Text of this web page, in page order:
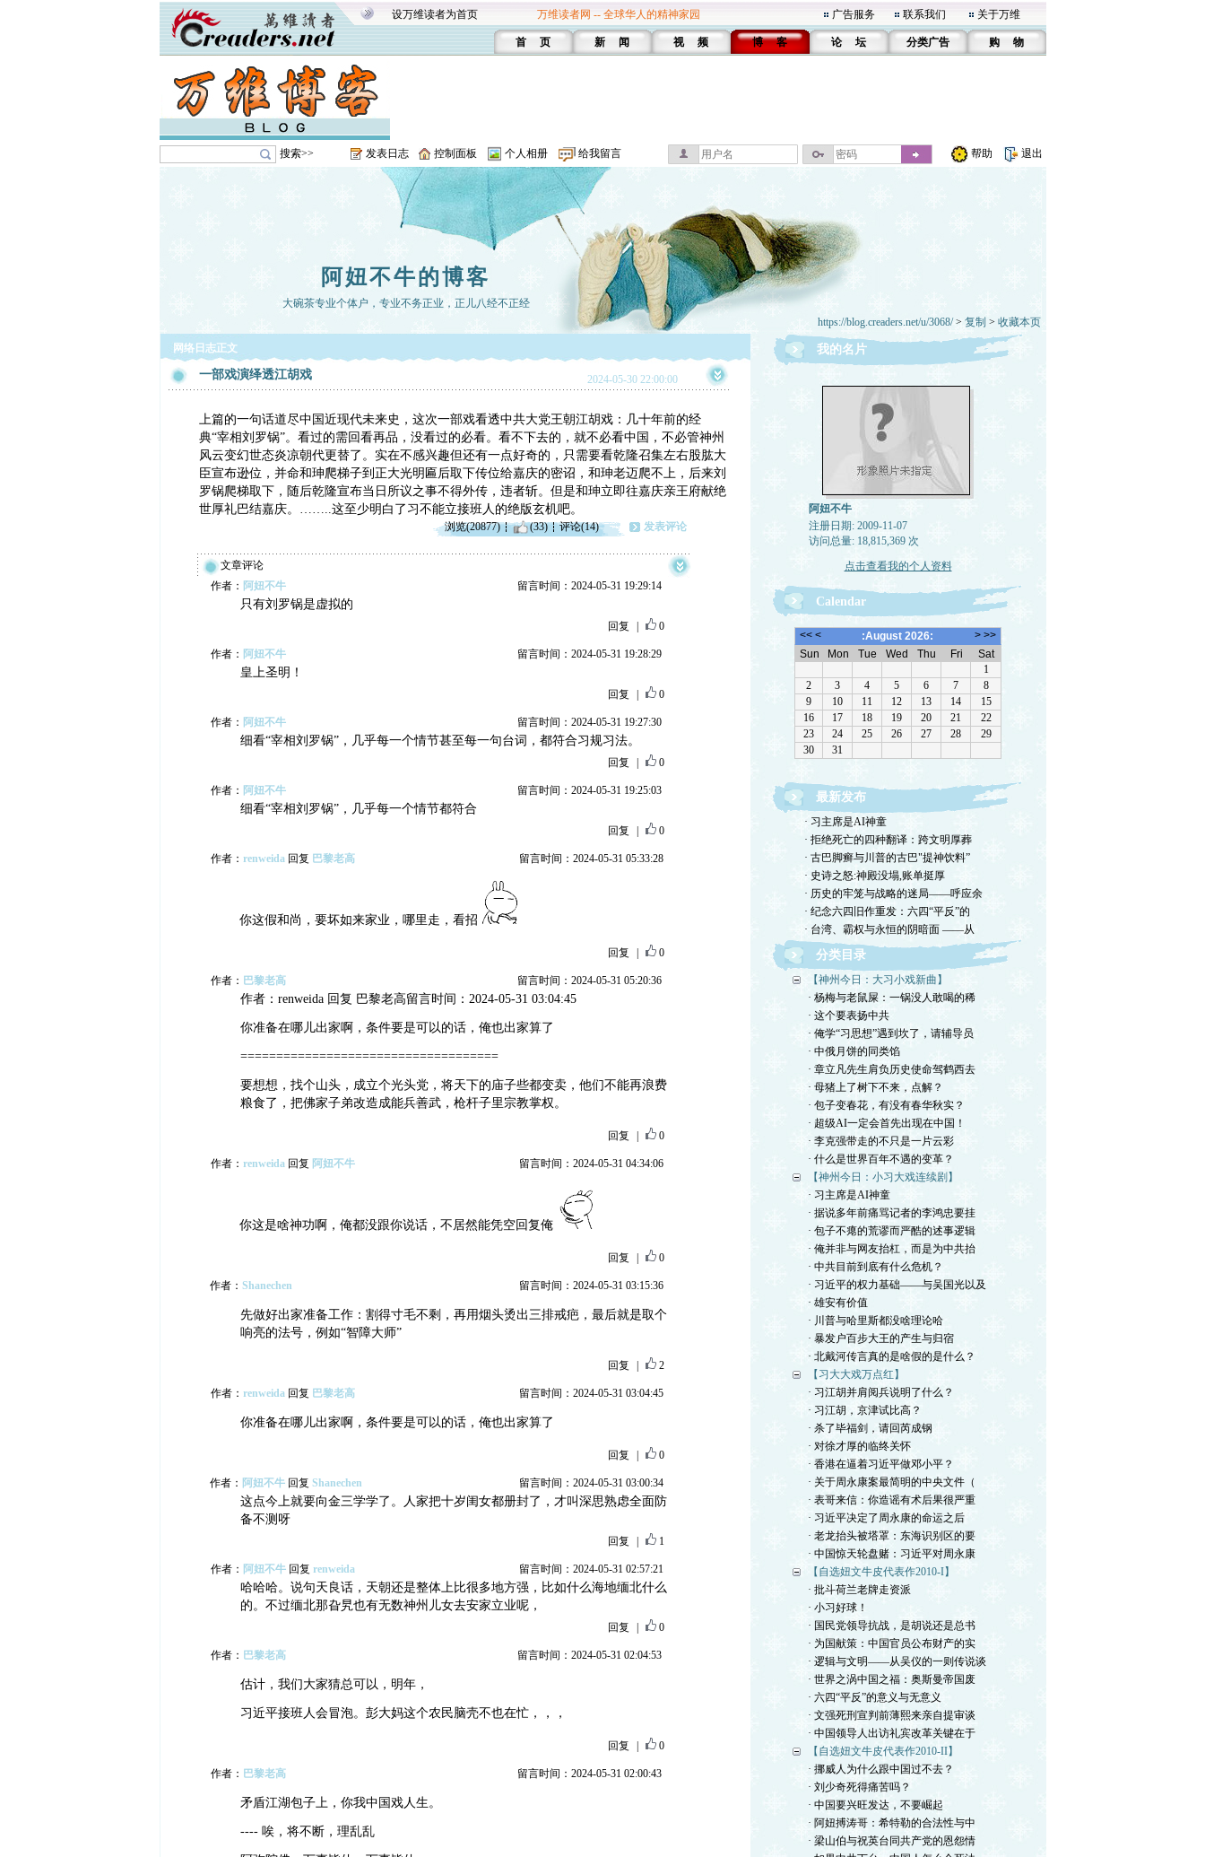
设万维读者为首页 万维读者网 -- 全球华人的精神家园 广告服务 联系我们 关于万维
首 页 新 闻 视 频 博 客 论 坛 分类广告 购 物
搜索>> 发表日志 控制面板 个人相册 给我留言 帮助 退出
阿妞不牛的博客
大碗茶专业个体户，专业不务正业，正儿八经不正经
https://blog.creaders.net/u/3068/> 复制 > 收藏本页
网络日志正文
一部戏演绎透江胡戏 2024-05-30 22:00:00
上篇的一句话道尽中国近现代未来史，这次一部戏看透中共大党王朝江胡戏：几十年前的经
典“宰相刘罗锅”。看过的需回看再品，没看过的必看。看不下去的，就不必看中国，不必管神州
风云变幻世态炎凉朝代更替了。实在不感兴趣但还有一点好奇的，只需要看乾隆召集左右股肱大
臣宣布逊位，并命和珅爬梯子到正大光明匾后取下传位给嘉庆的密诏，和珅老迈爬不上，后来刘
罗锅爬梯取下，随后乾隆宣布当日所议之事不得外传，违者斩。但是和珅立即往嘉庆亲王府献绝
世厚礼巴结嘉庆。……..这至少明白了习不能立接班人的绝版玄机吧。
浏览(20877) (33) 评论(14) 发表评论
文章评论
作者： 阿妞不牛 留言时间：2024-05-31 19:29:14
只有刘罗锅是虚拟的
回复 0
作者： 阿妞不牛 留言时间：2024-05-31 19:28:29
皇上圣明！
回复 0
作者： 阿妞不牛 留言时间：2024-05-31 19:27:30
细看“宰相刘罗锅”，几乎每一个情节甚至每一句台词，都符合习规习法。
回复 0
作者： 阿妞不牛 留言时间：2024-05-31 19:25:03
细看“宰相刘罗锅”，几乎每一个情节都符合
回复 0
作者： renweida回复 巴黎老高 留言时间：2024-05-31 05:33:28
你这假和尚，要坏如来家业，哪里走，看招
回复 0
作者： 巴黎老高 留言时间：2024-05-31 05:20:36
作者：renweida 回复 巴黎老高留言时间：2024-05-31 03:04:45
你准备在哪儿出家啊，条件要是可以的话，俺也出家算了
====================================
要想想，找个山头，成立个光头党，将天下的庙子些都变卖，他们不能再浪费
粮食了，把佛家子弟改造成能兵善武，枪杆子里宗教掌权。
回复 0
作者： renweida回复 阿妞不牛 留言时间：2024-05-31 04:34:06
你这是啥神功啊，俺都没跟你说话，不居然能凭空回复俺
回复 0
作者： Shanechen 留言时间：2024-05-31 03:15:36
先做好出家准备工作：割得寸毛不剩，再用烟头烫出三排戒疤，最后就是取个
响亮的法号，例如“智障大师”
回复 2
作者： renweida回复 巴黎老高 留言时间：2024-05-31 03:04:45
你准备在哪儿出家啊，条件要是可以的话，俺也出家算了
回复 0
作者： 阿妞不牛回复 Shanechen 留言时间：2024-05-31 03:00:34
这点今上就要向金三学学了。人家把十岁闺女都册封了，才叫深思熟虑全面防
备不测呀
回复 1
作者： 阿妞不牛回复 renweida 留言时间：2024-05-31 02:57:21
哈哈哈。说句天良话，天朝还是整体上比很多地方强，比如什么海地缅北什么
的。不过缅北那旮旯也有无数神州儿女去安家立业呢，
回复 0
作者： 巴黎老高 留言时间：2024-05-31 02:04:53
估计，我们大家猜总可以，明年，
习近平接班人会冒泡。彭大妈这个农民脑壳不也在忙，，，
回复 0
作者： 巴黎老高 留言时间：2024-05-31 02:00:43
矛盾江湖包子上，你我中国戏人生。
---- 唉，将不断，理乱乱
我的名片
阿妞不牛
注册日期: 2009-11-07
访问总量: 18,815,369 次
点击查看我的个人资料
Calendar
最新发布
· 习主席是AI神童
· 拒绝死亡的四种翻译：跨文明厚葬
· 古巴脚癣与川普的古巴"提神饮料”
· 史诗之怒:神殿没塌,账单挺厚
· 历史的牢笼与战略的迷局——呼应余
· 纪念六四旧作重发：六四“平反”的
· 台湾、霸权与永恒的阴暗面 ——从
分类目录
【神州今日：大习小戏新曲】
· 杨梅与老鼠屎：一锅没人敢喝的稀
· 这个要表扬中共
· 俺学“习思想”遇到坎了，请辅导员
· 中俄月饼的同类馅
· 章立凡先生肩负历史使命驾鹤西去
· 母猪上了树下不来，点解？
· 包子变春花，有没有春华秋实？
· 超级AI一定会首先出现在中国！
· 李克强带走的不只是一片云彩
· 什么是世界百年不遇的变革？
【神州今日：小习大戏连续剧】
· 习主席是AI神童
· 据说多年前痛骂记者的李鸿忠要挂
· 包子不瘪的荒谬而严酷的述事逻辑
· 俺并非与网友抬杠，而是为中共抬
· 中共目前到底有什么危机？
· 习近平的权力基础——与吴国光以及
· 雄安有价值
· 川普与哈里斯都没啥理论哈
· 暴发户百步大王的产生与归宿
· 北戴河传言真的是啥假的是什么？
【习大大戏万点红】
· 习江胡并肩阅兵说明了什么？
· 习江胡，京津试比高？
· 杀了毕福剑，请回芮成钢
· 对徐才厚的临终关怀
· 香港在逼着习近平做邓小平？
· 关于周永康案最简明的中央文件（
· 表哥来信：你造谣有术后果很严重
· 习近平决定了周永康的命运之后
· 老龙抬头被塔罩：东海识别区的要
· 中国惊天轮盘赌：习近平对周永康
【自选妞文牛皮代表作2010-I】
· 批斗荷兰老牌走资派
· 小习好球！
· 国民党领导抗战，是胡说还是总书
· 为国献策：中国官员公布财产的实
· 逻辑与文明——从吴仪的一则传说谈
· 世界之涡中国之福：奥斯曼帝国废
· 六四“平反”的意义与无意义
· 文强死刑宣判前薄熙来亲自提审谈
· 中国领导人出访礼宾改革关键在于
【自选妞文牛皮代表作2010-II】
· 挪威人为什么跟中国过不去？
· 刘少奇死得痛苦吗？
· 中国要兴旺发达，不要崛起
· 阿妞搏涛哥：希特勒的合法性与中
· 梁山伯与祝英台同共产党的恩怨情